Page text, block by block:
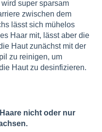
super sparsam
zwischen dem
lässt sich mühelos
Haar mit, lässt aber die
Haut zunächst mit der
zu reinigen, um
Haut zu desinfizieren.
nicht oder nur